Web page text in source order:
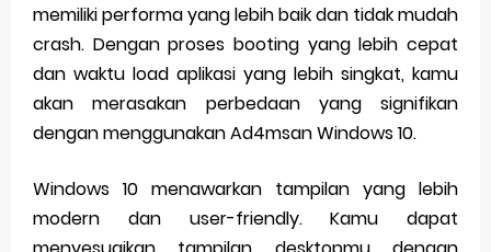
memiliki performa yang lebih baik dan tidak mudah
crash. Dengan proses booting yang lebih cepat
dan waktu load aplikasi yang lebih singkat, kamu
akan merasakan perbedaan yang signifikan
dengan menggunakan Ad4msan Windows 10.
Windows 10 menawarkan tampilan yang lebih
modern dan user-friendly. Kamu dapat